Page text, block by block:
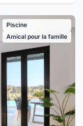
Piscine
Amical pour la famille